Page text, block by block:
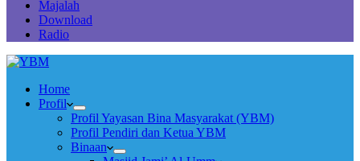
Majalah
Download
Radio
Home
Profil
Profil Yayasan Bina Masyarakat (YBM)
Profil Pendiri dan Ketua YBM
Binaan